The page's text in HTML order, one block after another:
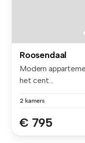
Roosendaal
Modern
het cent...
2 kamers
€ 795